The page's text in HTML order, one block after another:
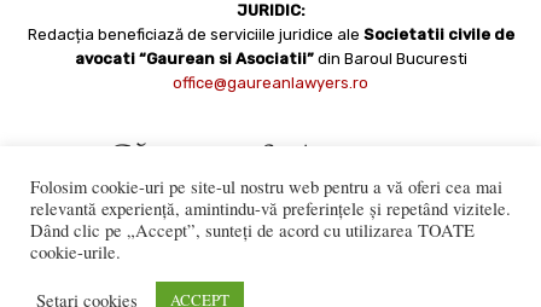
JURIDIC:
Redacția beneficiază de serviciile juridice ale Societatii civile de
avocati “Gaurean si Asociatii” din Baroul Bucuresti
office@gaureanlawyers.ro
numai cu acordul expres al Bistriteanul.Ro. © Copyright 2008 -
Folosim cookie-uri pe site-ul nostru web pentru a vă oferi cea mai
relevantă experiență, amintindu-vă preferințele și repetând vizitele.
Dând clic pe „Accept”, sunteți de acord cu utilizarea TOATE
cookie-urile.
Setari cookies ACCEPT